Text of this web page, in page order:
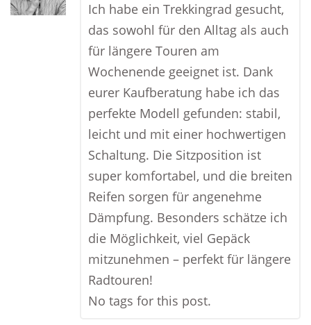
Ich habe ein Trekkingrad gesucht,
das sowohl für den Alltag als auch
für längere Touren am
Wochenende geeignet ist. Dank
eurer Kaufberatung habe ich das
perfekte Modell gefunden: stabil,
leicht und mit einer hochwertigen
Schaltung. Die Sitzposition ist
super komfortabel, und die breiten
Reifen sorgen für angenehme
Dämpfung. Besonders schätze ich
die Möglichkeit, viel Gepäck
mitzunehmen – perfekt für längere
Radtouren!
No tags for this post.